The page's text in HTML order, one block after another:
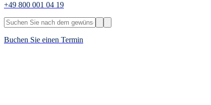
+49 800 001 04 19
Buchen Sie einen Termin